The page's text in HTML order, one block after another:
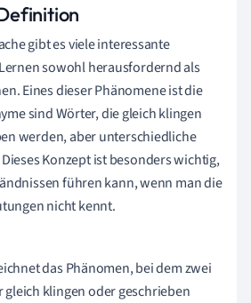
gibt es viele interessante
sowohl herausfordernd als
Eines dieser Phänomene ist die
sind Wörter, die gleich klingen
werden, aber unterschiedliche
Konzept ist besonders wichtig,
führen kann, wenn man die
nicht kennt.
das Phänomen, bei dem zwei
klingen oder geschrieben